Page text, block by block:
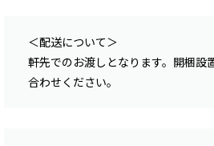
＜配送について＞
軒先でのお渡しとなります。開梱設
合わせください。